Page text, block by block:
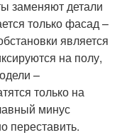
заменяют детали
только фасад –
является
на полу,
–
только на
минус
переставить.